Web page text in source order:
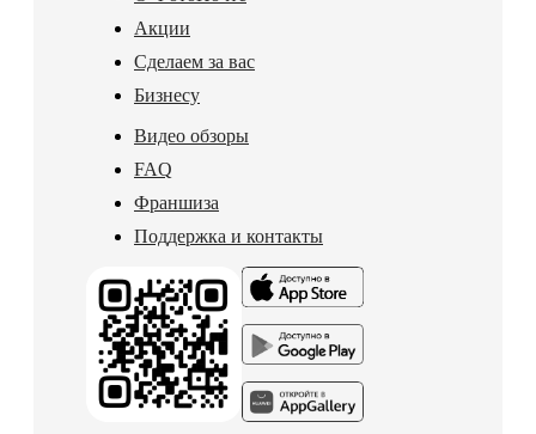
Акции
Сделаем за вас
Бизнесу
Видео обзоры
FAQ
Франшиза
Поддержка и контакты